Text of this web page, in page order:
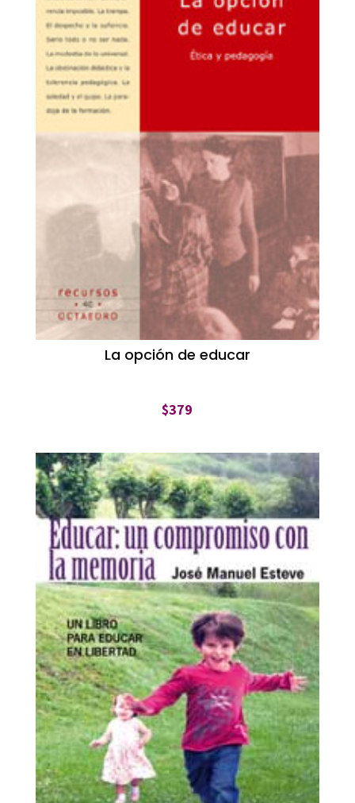
La opción de educar
$379